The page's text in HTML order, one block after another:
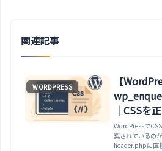
関連記事
WORDPRESS
【
｜CSSを
WordPressで
奨されているの
header.phpに直